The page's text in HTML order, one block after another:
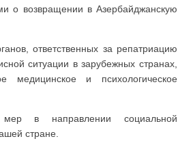
о возвращении в Азербайджанскую
ответственных за репатриацию
ситуации в зарубежных странах,
и психологическое
мер в направлении социальной
стране.